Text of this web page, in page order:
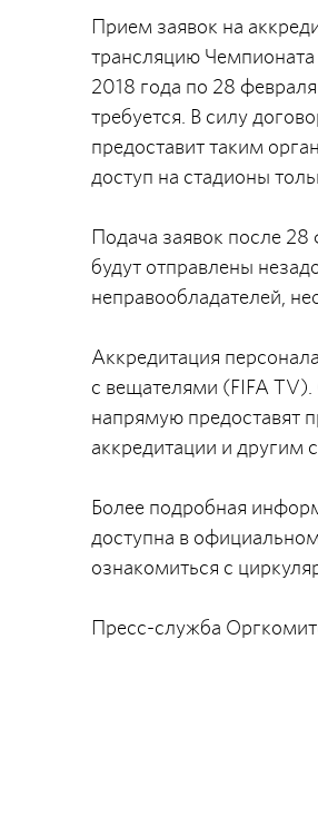
Прием заявок на
трансляцию
2018 года по 28
требуется. В силу
предоставит таким
доступ на стадионы
Подача заявок после
будут отправлены
неправообладателей,
Аккредитация
с вещателями (FIFA
напрямую предоставят
аккредитации и другим
Более подробная
доступна в
ознакомиться с
Пресс-служба